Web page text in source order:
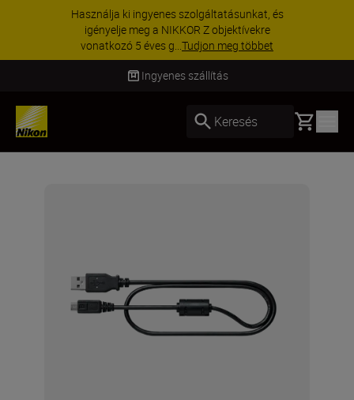
Használja ki ingyenes szolgáltatásunkat, és
igényelje meg a NIKKOR Z objektívekre
vonatkozó 5 éves g...Tudjon meg többet
Ingyenes szállítás
Keresés Basket